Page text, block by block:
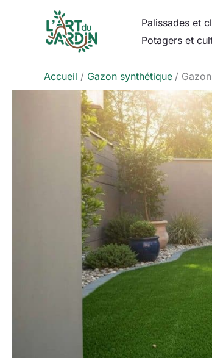
Palissades et
Potagers et
Accueil Gazon synthétique